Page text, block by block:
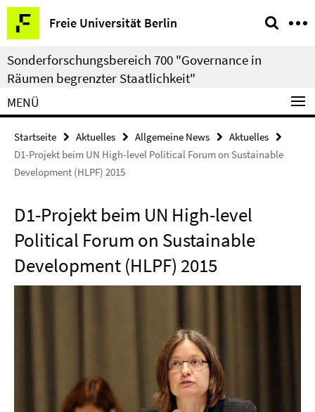
Springe
direkt
zu
Inhalt
Freie Universität Berlin
Service-
Navigation
Sonderforschungsbereich 700 "Governance in
Räumen begrenzter Staatlichkeit"
MENÜ
Startseite Aktuelles Allgemeine News
Aktuelles
D1-Projekt beim UN High-level Political Forum on Sustainable
Development (HLPF) 2015
D1-Projekt beim UN High-level
Political Forum on Sustainable
Development (HLPF) 2015